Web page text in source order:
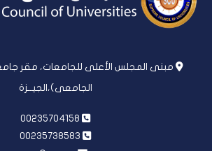
مبنى المجلس الأعلى للجامعات، مقر
الجامعى)،الجيــزة